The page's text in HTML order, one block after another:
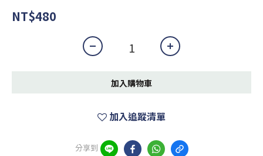
NT$480
加入購物車
加入追蹤清單
分享到